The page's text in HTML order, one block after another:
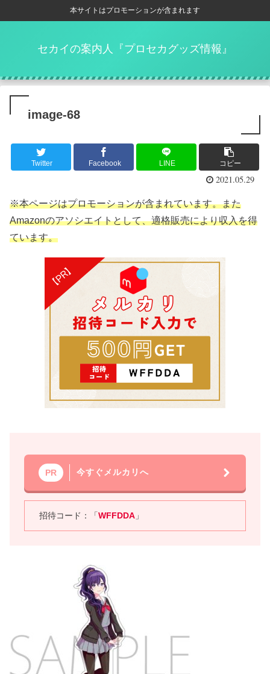
本サイトはプロモーションが含まれます
セカイの案内人『プロセカグッズ情報』
image-68
Twitter Facebook LINE コピー
2021.05.29
※本ページはプロモーションが含まれています。また
Amazonのアソシエイトとして、適格販売により収入を得
ています。
PR 今すぐメルカリへ
招待コード：「WFFDDA 」